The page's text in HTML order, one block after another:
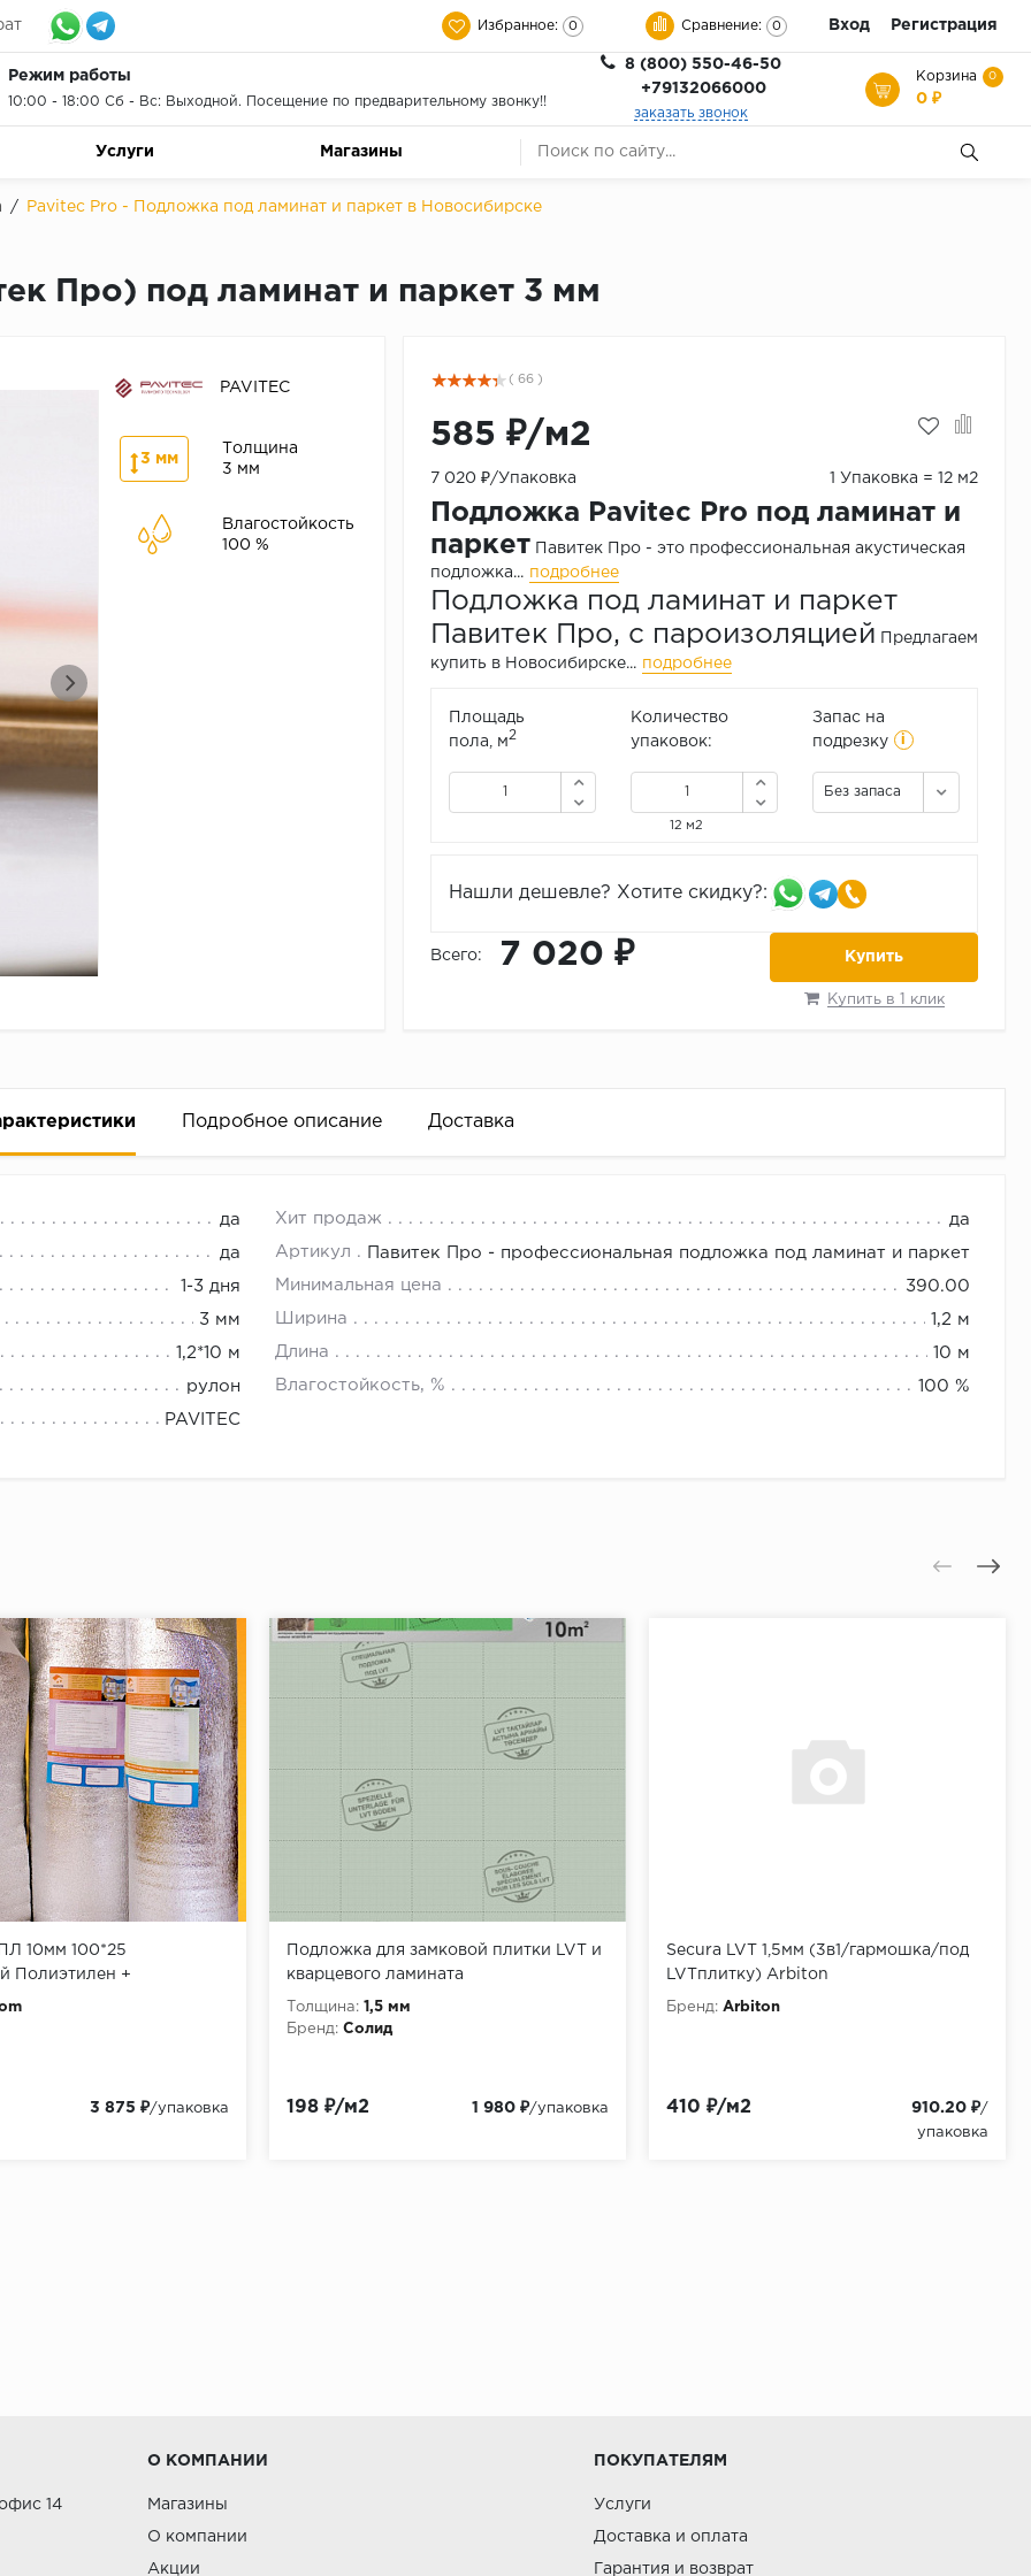
Избранное: 0 Сравнение: 0 Вход Регистрация
Режим работы
10:00 - 18:00 Сб - Вс: Выходной. Посещение по предварительному звонку!!
8 (800) 550-46-50
+79132066000
заказать звонок
Корзина 0
0 ₽
Услуги Магазины
/ Pavitec Pro - Подложка под ламинат и паркет в Новосибирске
Про) под ламинат и паркет 3 мм
PAVITEC
3 мм
Толщина
3 мм
Влагостойкость
100 %
( 66 )
585 ₽/м2
7 020 ₽/Упаковка 1 Упаковка = 12 м2
Подложка Pavitec Pro под ламинат и
паркет
Павитек Про - это профессиональная акустическая
подложка... подробнее
Подложка под ламинат и паркет
Павитек Про, с пароизоляцией
Предлагаем
купить в Новосибирске... подробнее
Площадь
пола, м2
Количество
упаковок:
12 м2
Запас на
подрезку
i
Без запаса
Нашли дешевле? Хотите скидку?:
Всего: 7 020 ₽ Купить
Купить в 1 клик
Подробное описание Доставка
да Хит продаж да
да Артикул Павитек Про - профессиональная подложка под ламинат и паркет
1-3 дня Минимальная цена 390.00
3 мм Ширина 1,2 м
1,2*10 м Длина 10 м
рулон Влагостойкость, % 100 %
PAVITEC
Методы испытаний
oС, ВТ/мK, не более 0,03
Абсолютная ГОСТ EN 1928-2011
50
25 лет при нормальных условиях эксплуатации
10мм 100*25
Полиэтилен +
IzoDom
3 875 ₽/упаковка
Подложка для замковой плитки LVT и
кварцевого ламината
Толщина: 1,5 мм
Бренд: Солид
198 ₽/м2 1 980 ₽/упаковка
Secura LVT 1,5мм (3в1/гармошка/под
LVTплитку) Arbiton
Бренд: Arbiton
410 ₽/м2 910.20 ₽/
упаковка
14
О КОМПАНИИ
Магазины
О компании
Акции
ПОКУПАТЕЛЯМ
Услуги
Доставка и оплата
Гарантия и возврат